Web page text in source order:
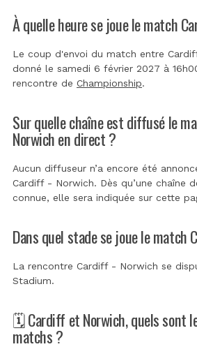
À quelle heure se joue le match
Le coup d'envoi du match entre
donné le samedi 6 février 2027 à
rencontre de Championship.
Sur quelle chaîne est diffusé le
Norwich en direct ?
Aucun diffuseur n’a encore été
Cardiff - Norwich. Dès qu’une chaîne
connue, elle sera indiquée sur cette
Dans quel stade se joue le match
La rencontre Cardiff - Norwich se
Stadium.
🗓️ Cardiff et Norwich, quels sont
matchs ?